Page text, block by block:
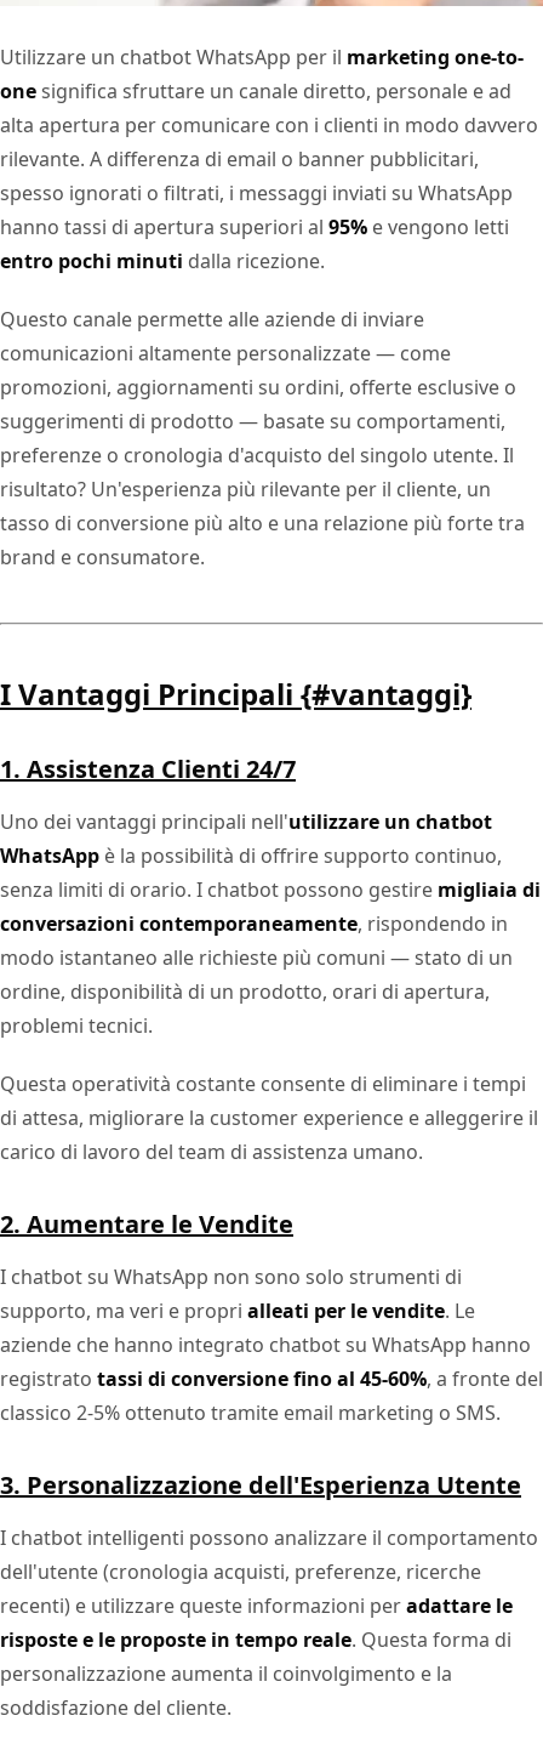
Utilizzare un chatbot WhatsApp per il marketing one-to-
onesignifica sfruttare un canale diretto, personale e ad
alta apertura per comunicare con i clienti in modo davvero
rilevante. A differenza di email o banner pubblicitari,
spesso ignorati o filtrati, i messaggi inviati su WhatsApp
hanno tassi di apertura superiori al 95% e vengono letti
entro pochi minuti dalla ricezione.
Questo canale permette alle aziende di inviare
comunicazioni altamente personalizzate — come
promozioni, aggiornamenti su ordini, offerte esclusive o
suggerimenti di prodotto — basate su comportamenti,
preferenze o cronologia d'acquisto del singolo utente. Il
risultato? Un'esperienza più rilevante per il cliente, un
tasso di conversione più alto e una relazione più forte tra
brand e consumatore.
I Vantaggi Principali {#vantaggi}
1. Assistenza Clienti 24/7
Uno dei vantaggi principali nell'utilizzare un chatbot
WhatsApp è la possibilità di offrire supporto continuo,
senza limiti di orario. I chatbot possono gestire migliaia di
conversazioni contemporaneamente, rispondendo in
modo istantaneo alle richieste più comuni — stato di un
ordine, disponibilità di un prodotto, orari di apertura,
problemi tecnici.
Questa operatività costante consente di eliminare i tempi
di attesa, migliorare la customer experience e alleggerire il
carico di lavoro del team di assistenza umano.
2. Aumentare le Vendite
I chatbot su WhatsApp non sono solo strumenti di
supporto, ma veri e propri alleati per le vendite. Le
aziende che hanno integrato chatbot su WhatsApp hanno
registrato tassi di conversione fino al 45-60%, a fronte del
classico 2-5% ottenuto tramite email marketing o SMS.
3. Personalizzazione dell'Esperienza Utente
I chatbot intelligenti possono analizzare il comportamento
dell'utente (cronologia acquisti, preferenze, ricerche
recenti) e utilizzare queste informazioni peradattare le
risposte e le proposte in tempo reale. Questa forma di
personalizzazione aumenta il coinvolgimento e la
soddisfazione del cliente.